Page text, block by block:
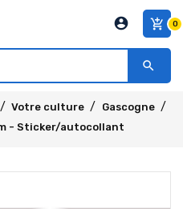
add_shopping_cart 0
account_circle
search
Votre culture
Gascogne
- Sticker/autocollant